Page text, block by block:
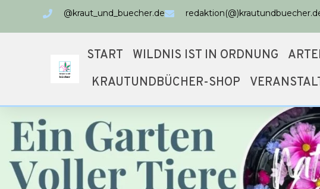
@kraut_und_buecher.de
START WILDNIS IST IN ORDNUNG
KRAUTUNDBÜCHER-SHOP